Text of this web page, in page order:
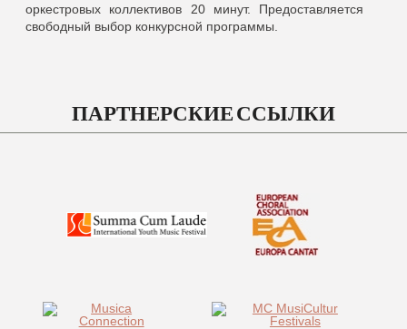
оркестровых коллективов 20 минут. Предоставляется
свободный выбор конкурсной программы.
ПАРТНЕРСКИЕ ССЫЛКИ